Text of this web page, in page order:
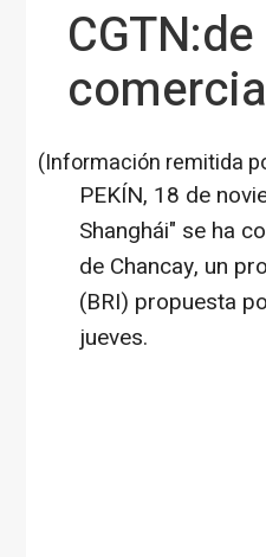
(Información remitida
PEKÍN, 18 de
Shanghái" se ha
de Chancay, un
(BRI) propuesta
jueves.